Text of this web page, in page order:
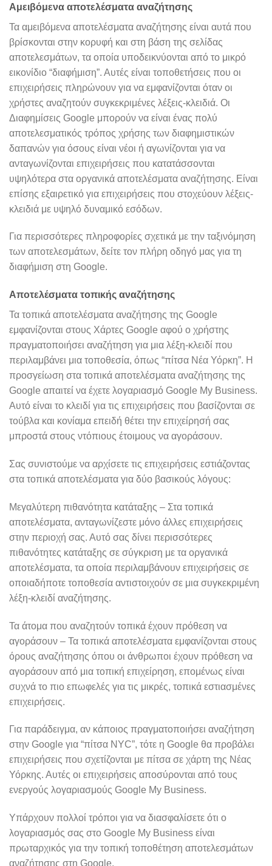
Αμειβόμενα αποτελέσματα αναζήτησης
Τα αμειβόμενα αποτελέσματα αναζήτησης είναι αυτά που
βρίσκονται στην κορυφή και στη βάση της σελίδας
αποτελεσμάτων, τα οποία υποδεικνύονται από το μικρό
εικονίδιο “διαφήμιση”. Αυτές είναι τοποθετήσεις που οι
επιχειρήσεις πληρώνουν για να εμφανίζονται όταν οι
χρήστες αναζητούν συγκεκριμένες λέξεις-κλειδιά. Οι
Διαφημίσεις Google μπορούν να είναι ένας πολύ
αποτελεσματικός τρόπος χρήσης των διαφημιστικών
δαπανών για όσους είναι νέοι ή αγωνίζονται για να
ανταγωνίζονται επιχειρήσεις που κατατάσσονται
υψηλότερα στα οργανικά αποτελέσματα αναζήτησης. Είναι
επίσης εξαιρετικό για επιχειρήσεις που στοχεύουν λέξεις-
κλειδιά με υψηλό δυναμικό εσόδων.
Για περισσότερες πληροφορίες σχετικά με την ταξινόμηση
των αποτελεσμάτων, δείτε τον πλήρη οδηγό μας για τη
διαφήμιση στη Google.
Αποτελέσματα τοπικής αναζήτησης
Τα τοπικά αποτελέσματα αναζήτησης της Google
εμφανίζονται στους Χάρτες Google αφού ο χρήστης
πραγματοποιήσει αναζήτηση για μια λέξη-κλειδί που
περιλαμβάνει μια τοποθεσία, όπως “πίτσα Νέα Υόρκη”. Η
προσγείωση στα τοπικά αποτελέσματα αναζήτησης της
Google απαιτεί να έχετε λογαριασμό Google My Business.
Αυτό είναι το κλειδί για τις επιχειρήσεις που βασίζονται σε
τούβλα και κονίαμα επειδή θέτει την επιχείρησή σας
μπροστά στους ντόπιους έτοιμους να αγοράσουν.
Σας συνιστούμε να αρχίσετε τις επιχειρήσεις εστιάζοντας
στα τοπικά αποτελέσματα για δύο βασικούς λόγους:
Μεγαλύτερη πιθανότητα κατάταξης – Στα τοπικά
αποτελέσματα, ανταγωνίζεστε μόνο άλλες επιχειρήσεις
στην περιοχή σας. Αυτό σας δίνει περισσότερες
πιθανότητες κατάταξης σε σύγκριση με τα οργανικά
αποτελέσματα, τα οποία περιλαμβάνουν επιχειρήσεις σε
οποιαδήποτε τοποθεσία αντιστοιχούν σε μια συγκεκριμένη
λέξη-κλειδί αναζήτησης.
Τα άτομα που αναζητούν τοπικά έχουν πρόθεση να
αγοράσουν – Τα τοπικά αποτελέσματα εμφανίζονται στους
όρους αναζήτησης όπου οι άνθρωποι έχουν πρόθεση να
αγοράσουν από μια τοπική επιχείρηση, επομένως είναι
συχνά το πιο επωφελές για τις μικρές, τοπικά εστιασμένες
επιχειρήσεις.
Για παράδειγμα, αν κάποιος πραγματοποιήσει αναζήτηση
στην Google για “πίτσα NYC”, τότε η Google θα προβάλει
επιχειρήσεις που σχετίζονται με πίτσα σε χάρτη της Νέας
Υόρκης. Αυτές οι επιχειρήσεις αποσύρονται από τους
ενεργούς λογαριασμούς Google My Business.
Υπάρχουν πολλοί τρόποι για να διασφαλίσετε ότι ο
λογαριασμός σας στο Google My Business είναι
πρωταρχικός για την τοπική τοποθέτηση αποτελεσμάτων
αναζήτησης στη Google.